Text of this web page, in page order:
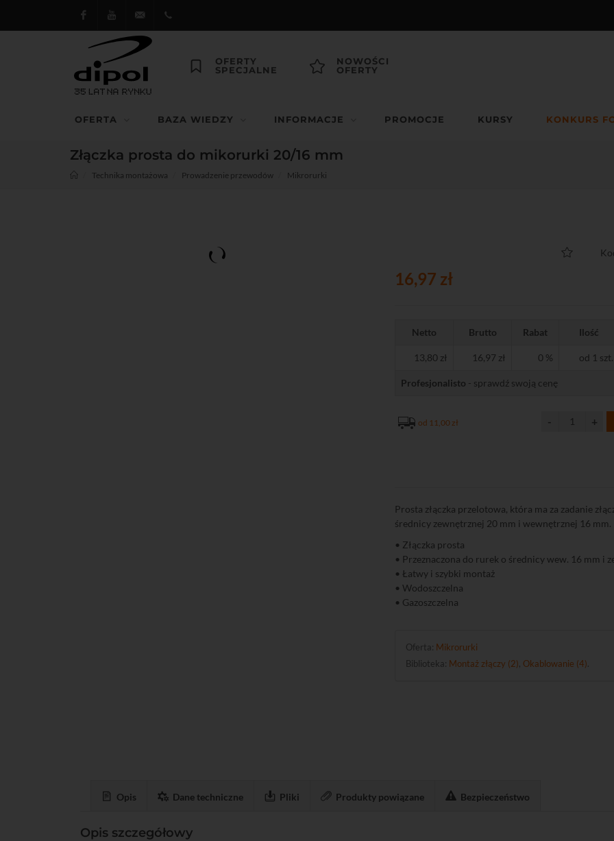
FacebookYoutube dipol@dipol.com.pl
OFERTY
SPECJALNE
NOWOŚCI
OFERTY
OFERTA BAZA WIEDZY INFORMACJE PROMOCJE KURSY KONKURS
Złączka prosta do mikorurki 20/16 mm
Technika montażowa Prowadzenie przewodów Mikrorurki
16,97 zł
Netto Brutto Rabat Ilość
13,80 zł 16,97 zł 0 % od 1 szt.
Profesjonalisto - sprawdź swoją cenę
od 11,00 zł
Prosta złączka przelotowa, która ma za zadanie
średnicy zewnętrznej 20 mm i wewnętrznej 16 mm.
• Złączka prosta
• Przeznaczona do rurek o średnicy wew. 16 mm i
• Łatwy i szybki montaż
• Wodoszczelna
• Gazoszczelna
Oferta: Mikrorurki
Biblioteka: Montaż złączy (2) Okablowanie (4)
Opis Dane techniczne Pliki Produkty powiązane Bezpieczeństwo
Opis szczegółowy